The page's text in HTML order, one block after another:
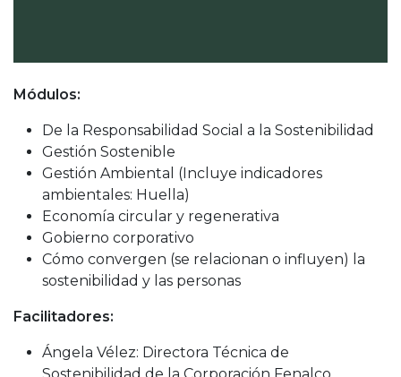
Módulos:
De la Responsabilidad Social a la Sostenibilidad
Gestión Sostenible
Gestión Ambiental (Incluye indicadores
ambientales: Huella)
Economía circular y regenerativa
Gobierno corporativo
Cómo convergen (se relacionan o influyen) la
sostenibilidad y las personas
Facilitadores:
Ángela Vélez: Directora Técnica de